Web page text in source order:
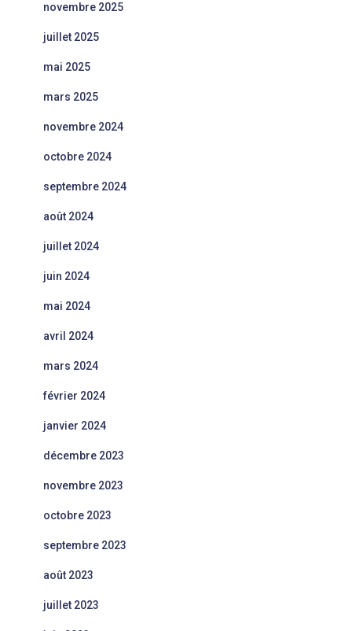
novembre 2025
juillet 2025
mai 2025
mars 2025
novembre 2024
octobre 2024
septembre 2024
août 2024
juillet 2024
juin 2024
mai 2024
avril 2024
mars 2024
février 2024
janvier 2024
décembre 2023
novembre 2023
octobre 2023
septembre 2023
août 2023
juillet 2023